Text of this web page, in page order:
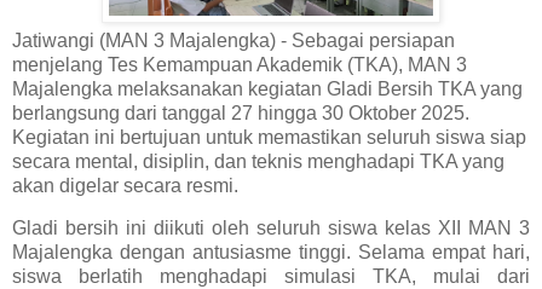
Jatiwangi (MAN 3 Majalengka) - Sebagai persiapan
menjelang Tes Kemampuan Akademik (TKA), MAN 3
Majalengka melaksanakan kegiatan Gladi Bersih TKA yang
berlangsung dari tanggal 27 hingga 30 Oktober 2025.
Kegiatan ini bertujuan untuk memastikan seluruh siswa siap
secara mental, disiplin, dan teknis menghadapi TKA yang
akan digelar secara resmi.
Gladi bersih ini diikuti oleh seluruh siswa kelas XII MAN 3
Majalengka dengan antusiasme tinggi. Selama empat hari,
siswa berlatih menghadapi simulasi TKA, mulai dari